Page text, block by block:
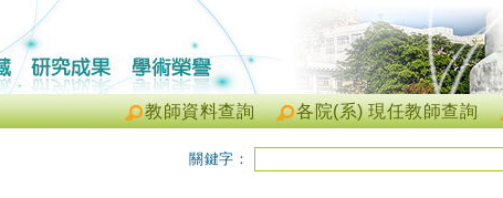
各院(系) 現任教師查詢
教師資料查詢
關鍵字：